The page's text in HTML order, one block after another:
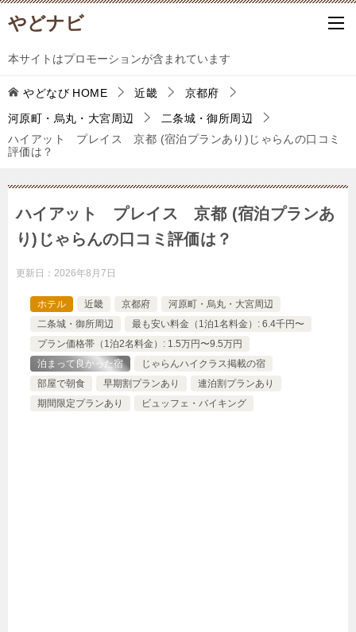
やどナビ
本サイトはプロモーションが含まれています
やどなび HOME 近畿
京都府
河原町・烏丸・大宮周辺
二条城・御所周辺
ハイアット プレイス 京都 (宿泊プランあり)じゃらんの口コミ
評価は？
ハイアット プレイス 京都 (宿泊プランあ
り)じゃらんの口コミ評価は？
更新日： 2026年8月7日
ホテル 近畿 京都府
河原町・烏丸・大宮周辺
二条城・御所周辺
最も安い料金（1泊1名料金）: 6.4千円〜
プラン価格帯（1泊2名料金）: 1.5万円〜9.5万円
泊まって良かった宿
じゃらんハイクラス掲載の宿
部屋で朝食
早期割プランあり
連泊割プランあり
期間限定プランあり
ビュッフェ・バイキング